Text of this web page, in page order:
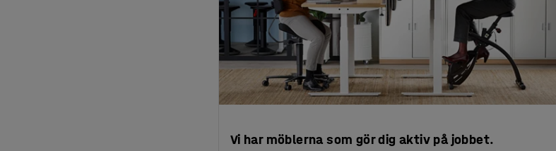
Vi har möblerna som gör dig aktiv på jobbet.